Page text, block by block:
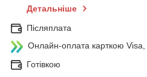
Детальніше
Післяплата
Онлайн-оплата карткою
Готівкою